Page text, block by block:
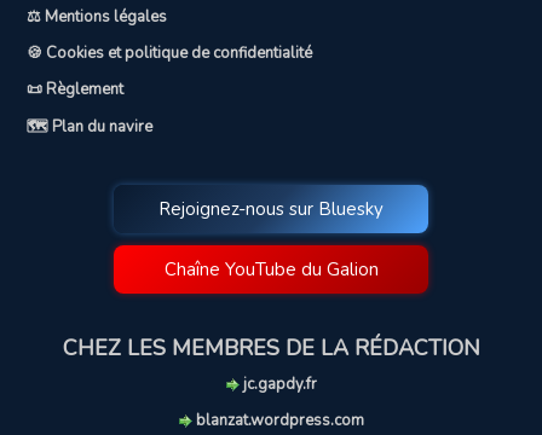
⚖️ Mentions légales
🍪 Cookies et politique de confidentialité
📜 Règlement
🗺️ Plan du navire
Rejoignez-nous sur Bluesky
Chaîne YouTube du Galion
CHEZ LES MEMBRES DE LA RÉDACTION
jc.gapdy.fr
blanzat.wordpress.com